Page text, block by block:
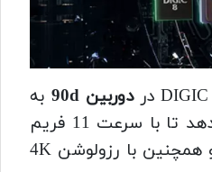
دوربین 90d
به
شما این امکان را می دهد تا با سرعت 11 فریم
بر ثانیه عکاسی کنید و همچنین با رزولوشن 4K